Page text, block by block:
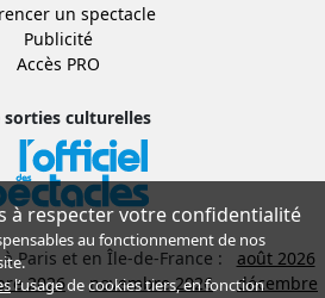
un spectacle
Publicité
Accès PRO
sorties culturelles
Paris et en Île-de-France :
août 2026
2026 novembre 2026
décembre
à respecter votre confidentialité
au fonctionnement de nos
l’usage de cookies tiers, en fonction